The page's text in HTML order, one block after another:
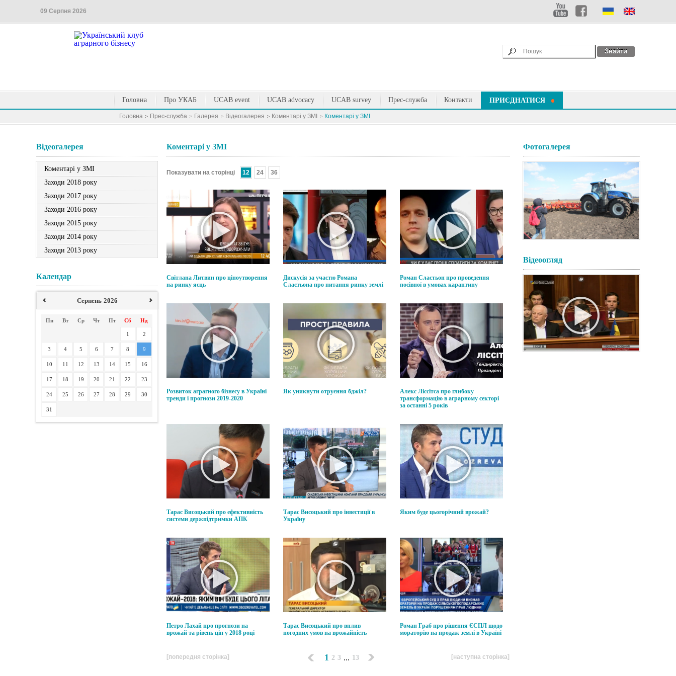
09 Серпня 2026
Головна Про УКАБ UCAB event UCAB advocacy UCAB survey Прес-служба Контакти ПРИЄДНАТИСЯ
Головна Прес-служба Галерея Вiдеогалерея Коментарі у ЗМІ Коментарі у ЗМІ
Вiдеогалерея
Коментарі у ЗМІ
Заходи 2018 року
Заходи 2017 року
Заходи 2016 року
Заходи 2015 року
Заходи 2014 року
Заходи 2013 року
Календар
Серпень 2026
Пн Вт Ср Чт Пт Сб Нд
1 2
3 4 5 6 7 8 9
10 11 12 13 14 15 16
17 18 19 20 21 22 23
24 25 26 27 28 29 30
31
Коментарі у ЗМІ
Показувати на сторінці 12 24 36
Світлана Литвин про ціноутворення
на ринку яєць
Дискусія за участю Романа
Сластьона про питання ринку землі
Роман Сластьон про проведення
посівної в умовах карантину
Розвиток аграгного бізнесу в Україні
тренди і прогнози 2019-2020
Як уникнути отруєння бджіл?
Алекс Ліссітса про глибоку
трансформацію в аграрному секторі
за останні 5 років
Тарас Висоцький про ефективність
системи держпідтримки АПК
Тарас Висоцький про інвестиції в
Україну
Яким буде цьогорічний врожай?
Петро Лахай про прогнози на
врожай та рівень цін у 2018 році
Тарас Висоцький про вплив
погодних умов на врожайність
Роман Граб про рішення ЄСПЛ щодо
мораторію на продаж землі в Україні
[попередня сторінка] 1 2 3 ... 13 [наступна сторінка]
Фотогалерея
Відеоогляд